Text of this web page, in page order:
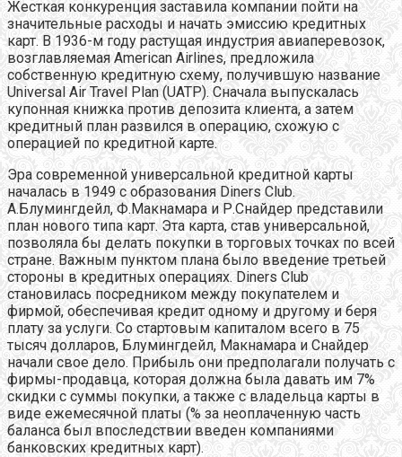
Жесткая конкуренция заставила компании пойти на
значительные расходы и начать эмиссию кредитных
карт. В 1936-м году растущая индустрия авиаперевозок,
возглавляемая American Airlines, предложила
собственную кредитную схему, получившую название
Universal Air Travel Plan (UATP). Сначала выпускалась
купонная книжка против депозита клиента, а затем
кредитный план развился в операцию, схожую с
операцией по кредитной карте.
Эра современной универсальной кредитной карты
началась в 1949 с образования Diners Club.
А.Блумингдейл, Ф.Макнамара и Р.Снайдер представили
план нового типа карт. Эта карта, став универсальной,
позволяла бы делать покупки в торговых точках по всей
стране. Важным пунктом плана было введение третьей
стороны в кредитных операциях. Diners Club
становилась посредником между покупателем и
фирмой, обеспечивая кредит одному и другому и беря
плату за услуги. Со стартовым капиталом всего в 75
тысяч долларов, Блумингдейл, Макнамара и Снайдер
начали свое дело. Прибыль они предполагали получать с
фирмы-продавца, которая должна была давать им 7%
скидки с суммы покупки, а также с владельца карты в
виде ежемесячной платы (% за неоплаченную часть
баланса был впоследствии введен компаниями
банковских кредитных карт).